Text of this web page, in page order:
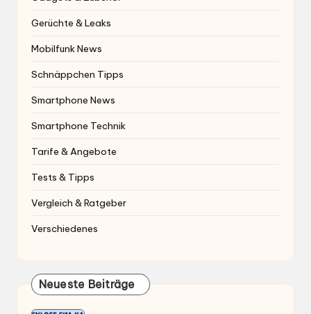
Gerüchte & Leaks
Mobilfunk News
Schnäppchen Tipps
Smartphone News
Smartphone Technik
Tarife & Angebote
Tests & Tipps
Vergleich & Ratgeber
Verschiedenes
Neueste Beiträge